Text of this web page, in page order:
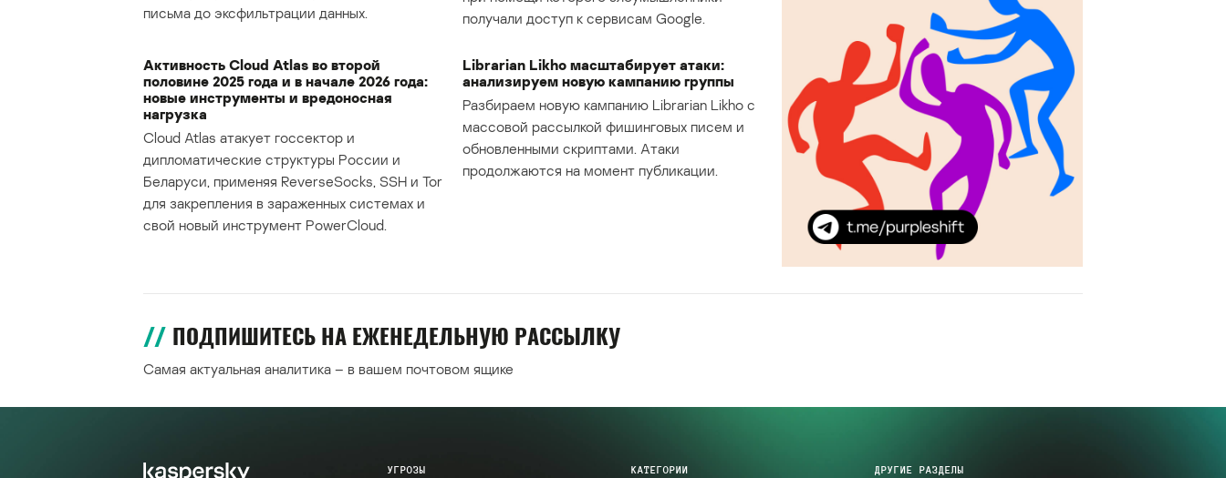
письма до эксфильтрации данных.
получали доступ к сервисам Google.
Активность Cloud Atlas во второй
половине 2025 года и в начале 2026 года:
новые инструменты и вредоносная
нагрузка
Cloud Atlas атакует госсектор и
дипломатические структуры России и
Беларуси, применяя ReverseSocks, SSH и Tor
для закрепления в зараженных системах и
свой новый инструмент PowerCloud.
Librarian Likho масштабирует атаки:
анализируем новую кампанию группы
Разбираем новую кампанию Librarian Likho с
массовой рассылкой фишинговых писем и
обновленными скриптами. Атаки
продолжаются на момент публикации.
ПОДПИШИТЕСЬ НА ЕЖЕНЕДЕЛЬНУЮ РАССЫЛКУ
Самая актуальная аналитика – в вашем почтовом ящике
УГРОЗЫ КАТЕГОРИИ ДРУГИЕ РАЗДЕЛЫ